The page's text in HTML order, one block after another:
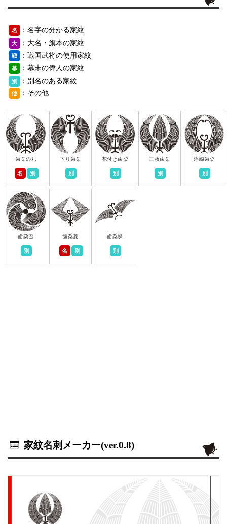
名 ：名字の分かる家紋
大 ：大名・旗本の家紋
戦 ：戦国武将の使用家紋
幕 ：幕末の偉人の家紋
別 ：別名のある家紋
他 ：その他
歯朶の丸
名 別
下り歯朶
別
花付き歯朶
別
三枚歯朶
別
浮線歯朶
別
歯朶巴
別
歯朶菱
名 別
歯朶蝶
別
家紋名刺メーカー(ver.0.8)